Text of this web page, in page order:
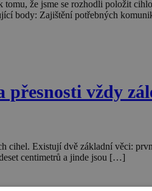
že jsme se rozhodli položit
body: Zajištění potřebných
vždy
cihel. Existují dvě základní věci:
centimetrů a jinde jsou […]